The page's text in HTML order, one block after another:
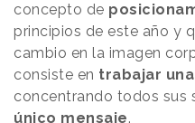
concepto de
principios de este año y
cambio en la imagen
consiste en trabajar
concentrando todos sus
único mensaje.